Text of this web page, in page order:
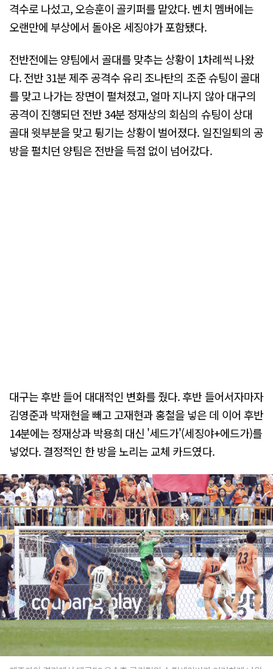
격수로 나섰고, 오승훈이 골키퍼를 맡았다. 벤치 멤버에는
오랜만에 부상에서 돌아온 세징야가 포함됐다.
전반전에는 양팀에서 골대를 맞추는 상황이 1차례씩 나왔
다. 전반 31분 제주 공격수 유리 조나탄의 조준 슈팅이 골대
를 맞고 나가는 장면이 펼쳐졌고, 얼마 지나지 않아 대구의
공격이 진행되던 전반 34분 정재상의 회심의 슈팅이 상대
골대 윗부분을 맞고 튕기는 상황이 벌어졌다. 일진일퇴의 공
방을 펼치던 양팀은 전반을 득점 없이 넘어갔다.
대구는 후반 들어 대대적인 변화를 줬다. 후반 들어서자마자
김영준과 박재현을 빼고 고재현과 홍철을 넣은 데 이어 후반
14분에는 정재상과 박용희 대신 '세드가'(세징야+에드가)를
넣었다. 결정적인 한 방을 노리는 교체 카드였다.